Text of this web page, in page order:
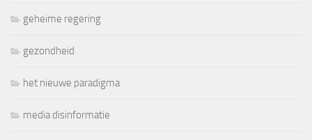
geheime regering
gezondheid
het nieuwe paradigma
media disinformatie